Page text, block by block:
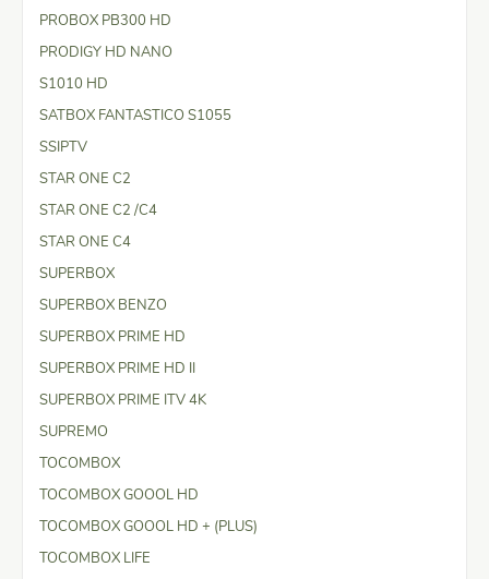
PROBOX PB300 HD
PRODIGY HD NANO
S1010 HD
SATBOX FANTASTICO S1055
SSIPTV
STAR ONE C2
STAR ONE C2 /C4
STAR ONE C4
SUPERBOX
SUPERBOX BENZO
SUPERBOX PRIME HD
SUPERBOX PRIME HD II
SUPERBOX PRIME ITV 4K
SUPREMO
TOCOMBOX
TOCOMBOX GOOOL HD
TOCOMBOX GOOOL HD + (PLUS)
TOCOMBOX LIFE